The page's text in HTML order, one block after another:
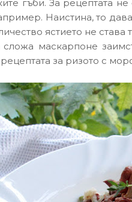
гъби. За рецептата
Наистина, то
ястието не става
маскарпоне
за ризото с